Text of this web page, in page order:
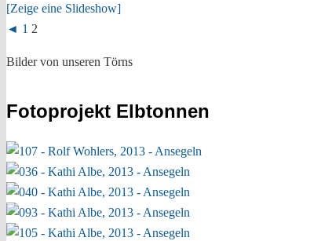
[Zeige eine Slideshow]
◄ 1 2
Bilder von unseren Törns
Fotoprojekt Elbtonnen